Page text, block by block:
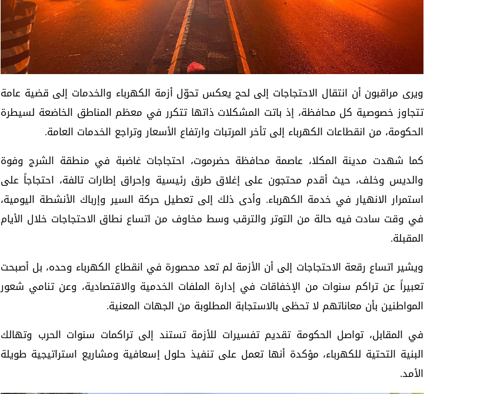
ويرى مراقبون أن انتقال الاحتجاجات إلى لحج يعكس تحوّل أزمة الكهرباء والخدمات إلى قضية عامة
تتجاوز خصوصية كل محافظة، إذ باتت المشكلات ذاتها تتكرر في معظم المناطق الخاضعة لسيطرة
الحكومة، من انقطاعات الكهرباء إلى تأخر المرتبات وارتفاع الأسعار وتراجع الخدمات العامة.
كما شهدت مدينة المكلا، عاصمة محافظة حضرموت، احتجاجات غاضبة في منطقة الشرج وفوة
والديس وخلف، حيث أقدم محتجون على إغلاق طرق رئيسية وإحراق إطارات تالفة، احتجاجاً على
استمرار الانهيار في خدمة الكهرباء. وأدى ذلك إلى تعطيل حركة السير وإرباك الأنشطة اليومية،
في وقت سادت فيه حالة من التوتر والترقب وسط مخاوف من اتساع نطاق الاحتجاجات خلال الأيام
المقبلة.
ويشير اتساع رقعة الاحتجاجات إلى أن الأزمة لم تعد محصورة في انقطاع الكهرباء وحده، بل أصبحت
تعبيراً عن تراكم سنوات من الإخفاقات في إدارة الملفات الخدمية والاقتصادية، وعن تنامي شعور
المواطنين بأن معاناتهم لا تحظى بالاستجابة المطلوبة من الجهات المعنية.
في المقابل، تواصل الحكومة تقديم تفسيرات للأزمة تستند إلى تراكمات سنوات الحرب وتهالك
البنية التحتية للكهرباء، مؤكدة أنها تعمل على تنفيذ حلول إسعافية ومشاريع استراتيجية طويلة
الأمد.